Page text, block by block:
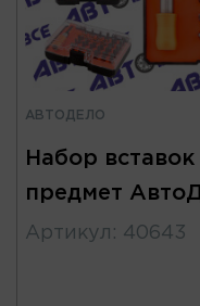
АВТОДЕЛО
Набор вставок
предмет
Артикул : 40643